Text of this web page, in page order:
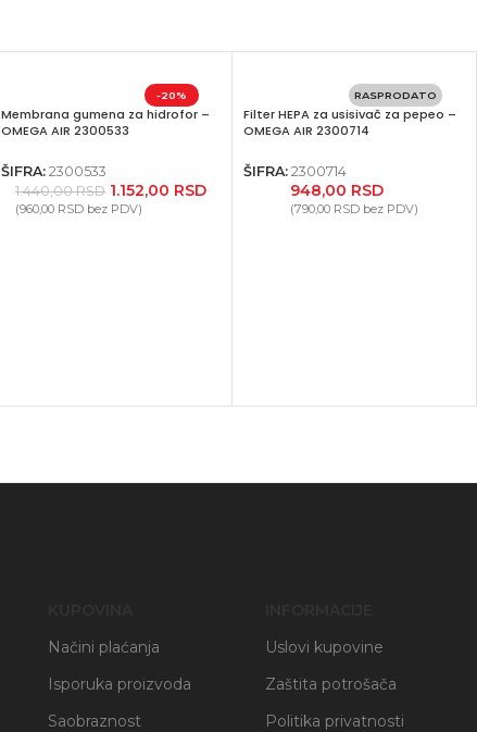
-20%
Membrana gumena za hidrofor –
OMEGA AIR 2300533
ŠIFRA: 2300533
1.440,00RSD 1.152,00 RSD
(960,00 RSDbez PDV)
RASPRODATO
Filter HEPA za usisivač za pepeo –
OMEGA AIR 2300714
ŠIFRA:2300714
948,00 RSD
(790,00 RSDbez PDV)
Načini plaćanja
Isporuka proizvoda
Saobraznost
Uslovi kupovine
Zaštita potrošača
Politika privatnosti